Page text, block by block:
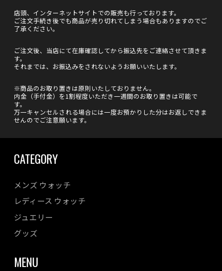
店頭、インターネットサイトでの販売も行っております。
ご注文手続き後でも商品が売り切れてしまう場合もありますのでご
了承ください。
ご注文後、当店にて在庫確認してから振込先をご連絡させて頂きま
す。
それまでは、お振込みをされないようお願いいたします。
※商品のお取り置きは原則いたしておりません。
内金（手付金）を1割程度いただき一週間のお取り置きは可能で
す。
万一キャンセルされる場合には一度お預かりした分はお返しできま
せんのでご注意願います。
CATEGORY
メンズ ウォッチ
レディース ウォッチ
ジュエリー
グッズ
MENU